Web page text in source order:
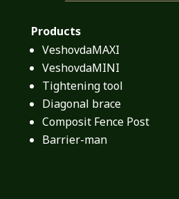
Products
VeshovdaMAXI
VeshovdaMINI
Tightening tool
Diagonal brace
Composit Fence Post
Barrier-man